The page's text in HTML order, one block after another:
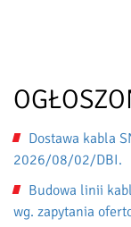
Dostawa kabla
2026/08/02/DBI.
Budowa linii
wg. zapytania